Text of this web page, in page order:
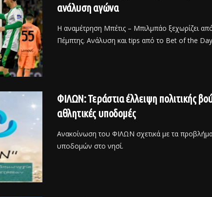
ανάλυση αγώνα
Η αναμέτρηση Μπέτις – Μπιλμπάο ξεχωρίζει
Πέμπτης. Ανάλυση και tips από το Bet of the
ΦΙΛΩΝ: Τεράστια έλλειψη πολιτικής
αθλητικές υποδομές
Ανακοίνωση του ΦΙΛΩΝ σχετικά με τα
υποδομών στο νησί.